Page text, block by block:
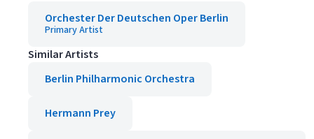
Orchester Der Deutschen Oper Berlin
Primary Artist
Similar Artists
Berlin Philharmonic Orchestra
Hermann Prey